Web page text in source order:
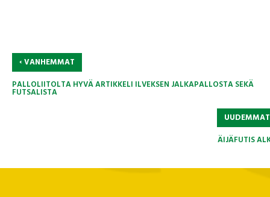
‹VANHEMMAT
PALLOLIITOLTA HYVÄ ARTIKKELI ILVEKSEN JALKAPALLOSTA SEKÄ
FUTSALISTA
ÄIJÄFUTIS